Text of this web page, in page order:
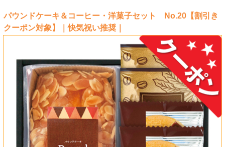
香典返し
結婚内祝い
結婚引き出物
出産祝い
結婚祝い
パウンドケーキ＆コーヒー・洋菓子セット No.20【割引き
クーポン対象】｜快気祝い推奨｜